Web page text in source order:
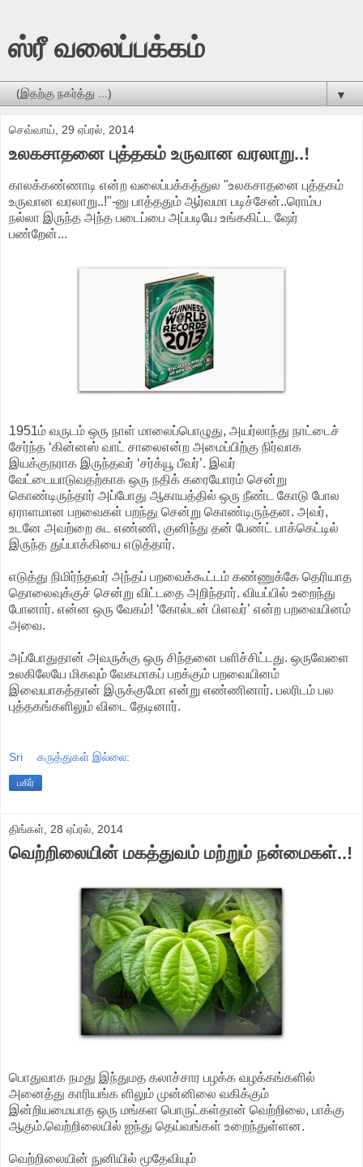
ஸ்ரீ வலைப்பக்கம்
▼
செவ்வாய், 29 ஏப்ரல், 2014
உலகசாதனை புத்தகம் உருவான வரலாறு..!
காலக்கண்ணாடி என்ற வலைப்பக்கத்துல "உலகசாதனை புத்தகம்
உருவான வரலாறு..!"-னு பாத்ததும் ஆர்வமா படிச்சேன்..ரொம்ப
நல்லா இருந்த அந்த படைப்பை அப்படியே உங்ககிட்ட ஷேர்
பண்றேன்...
1951ம் வருடம் ஒரு நாள் மாலைப்பொழுது, அயர்லாந்து நாட்டைச்
சேர்ந்த ‘கின்னஸ் வாட் சாலைஎன்ற அமைப்பிற்கு நிர்வாக
இயக்குநராக இருந்தவர் ‘சர்க்யூ பீவர்’. இவர்
வேட்டையாடுவதற்காக ஒரு நதிக் கரையோரம் சென்று
கொண்டிருந்தார் அப்போது ஆகாயத்தில் ஒரு நீண்ட கோடு போல
ஏராளமான பறவைகள் பறந்து சென்று கொண்டிருந்தன. அவர்,
உடனே அவற்றை சுட எண்ணி, குனிந்து தன் பேண்ட் பாக்கெட்டில்
இருந்த துப்பாக்கியை எடுத்தார்.
எடுத்து நிமிர்ந்தவர் அந்தப் பறவைக்கூட்டம் கண்ணுக்கே தெரியாத
தொலைவுக்குச் சென்று விட்டதை அறிந்தார். வியப்பில் உறைந்து
போனார். என்ன ஒரு வேகம்! ‘கோல்டன் பிளவர்’ என்ற பறவையினம்
அவை.
அப்போதுதான் அவருக்கு ஒரு சிந்தனை பளிச்சிட்டது. ஒருவேளை
உலகிலேயே மிகவும் வேகமாகப் பறக்கும் பறவையினம்
இவையாகத்தான் இருக்குமோ என்று எண்ணினார். பலரிடம் பல
புத்தகங்களிலும் விடை தேடினார்.
Sri கருத்துகள் இல்லை:
பகிர்
திங்கள், 28 ஏப்ரல், 2014
வெற்றிலையின் மகத்துவம் மற்றும் நன்மைகள்..!
பொதுவாக நமது இந்துமத கலாச்சார பழக்க வழக்கங்களில்
அனைத்து காரியங்க ளிலும் முன்னிலை வகிக்கும்
இன்றியமையாத ஒரு மங்கள பொருட்கள்தான் வெற்றிலை, பாக்கு
ஆகும்.வெற்றிலையில் ஐந்து தெய்வங்கள் உறைந்துள்ளன.
வெற்றிலையின் நுனியில் மூதேவியும்